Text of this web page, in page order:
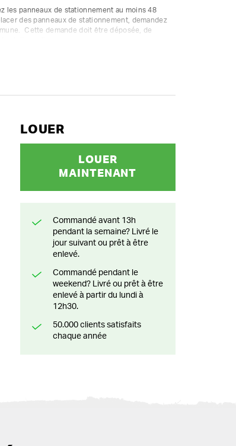
les panneaux de stationnement au moins 48
des panneaux de stationnement, demandez
Cette demande doit être déposée, de
LOUER
LOUER
MAINTENANT
Commandé avant 13h
pendant la semaine? Livré le
jour suivant ou prêt à être
enlevé.
Commandé pendant le
weekend? Livré ou prêt à être
enlevé à partir du lundi à
12h30.
50.000 clients satisfaits
chaque année